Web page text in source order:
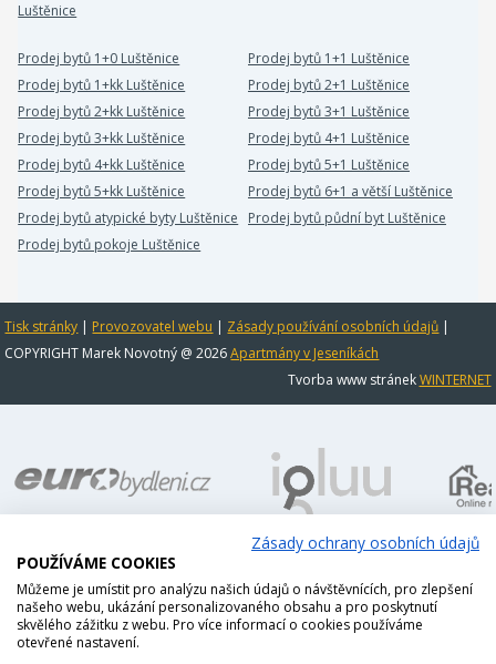
Luštěnice
Prodej bytů 1+0 Luštěnice
Prodej bytů 1+1 Luštěnice
Prodej bytů 1+kk Luštěnice
Prodej bytů 2+1 Luštěnice
Prodej bytů 2+kk Luštěnice
Prodej bytů 3+1 Luštěnice
Prodej bytů 3+kk Luštěnice
Prodej bytů 4+1 Luštěnice
Prodej bytů 4+kk Luštěnice
Prodej bytů 5+1 Luštěnice
Prodej bytů 5+kk Luštěnice
Prodej bytů 6+1 a větší Luštěnice
Prodej bytů atypické byty Luštěnice
Prodej bytů půdní byt Luštěnice
Prodej bytů pokoje Luštěnice
Tisk stránky | Provozovatel webu | Zásady používání osobních údajů |
COPYRIGHT Marek Novotný @ 2026Apartmány v Jeseníkách
Tvorba www stránekWINTERNET
Zásady ochrany osobních údajů
POUŽÍVÁME COOKIES
Můžeme je umístit pro analýzu našich údajů o návštěvnících, pro zlepšení
našeho webu, ukázání personalizovaného obsahu a pro poskytnutí
skvělého zážitku z webu. Pro více informací o cookies používáme
otevřené nastavení.